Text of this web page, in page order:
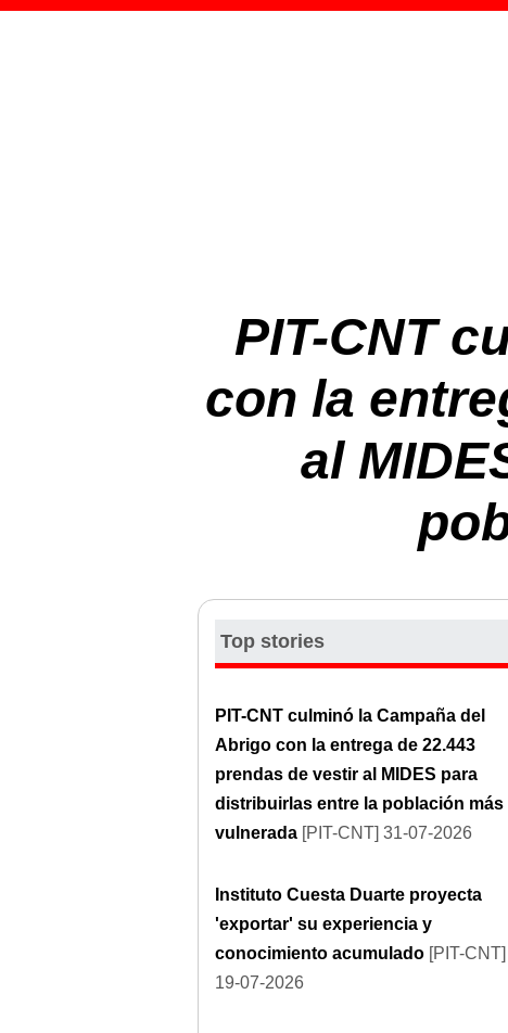
PIT-CNT
con la
al
Top stories
PIT-CNT culminó la Campaña del
Abrigo con la entrega de 22.443
prendas de vestir al MIDES para
distribuirlas entre la población más
vulnerada [PIT-CNT] 31-07-2026
Instituto Cuesta Duarte proyecta
'exportar' su experiencia y
conocimiento acumulado [PIT-CNT]
19-07-2026